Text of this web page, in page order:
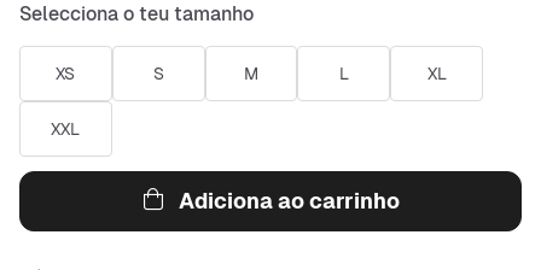
Selecciona o teu tamanho
XS S M L XL
XXL
Adiciona ao carrinho